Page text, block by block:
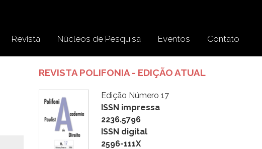
Revista Núcleos de Pesquisa Eventos Contato
REVISTA POLIFONIA - EDIÇÃO ATUAL
Edição Número 17
ISSN impressa
2236.5796
ISSN digital
2596-111X